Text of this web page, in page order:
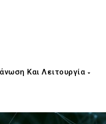
Και Λειτουργία